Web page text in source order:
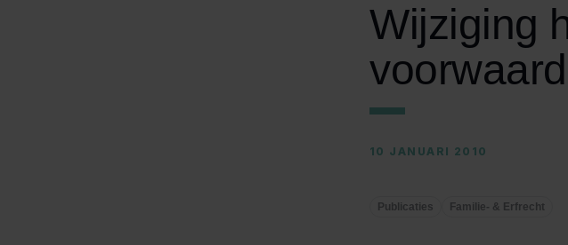
Wijziging
10 JANUARI 2010
Publicaties Familie- & Erfrecht